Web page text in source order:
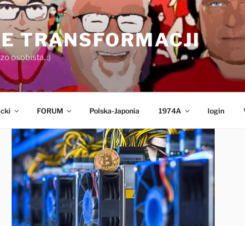
TRANSFORMACJI
osobista, :)
FORUM Polska-Japonia 1974A login